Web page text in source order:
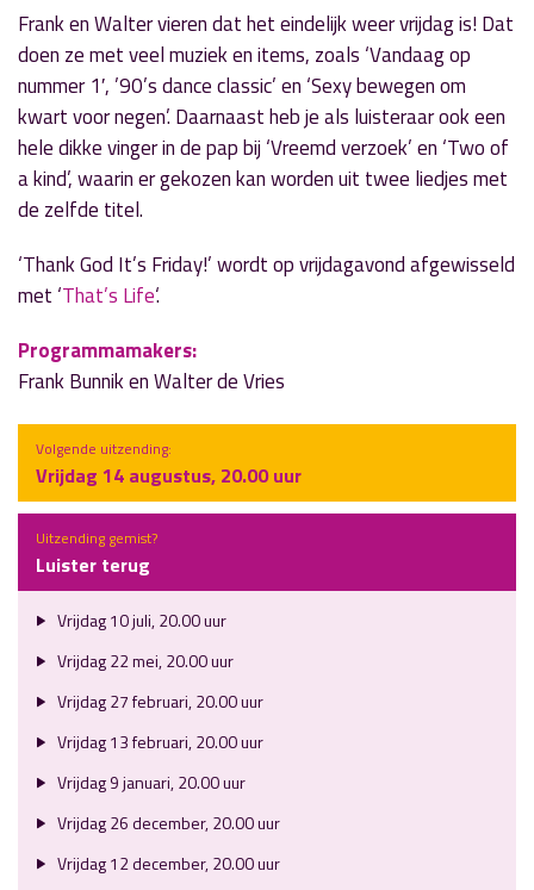
Frank en Walter vieren dat het eindelijk weer vrijdag is! Dat
doen ze met veel muziek en items, zoals ‘Vandaag op
nummer 1′, ’90’s dance classic’ en ‘Sexy bewegen om
kwart voor negen’. Daarnaast heb je als luisteraar ook een
hele dikke vinger in de pap bij ‘Vreemd verzoek’ en ‘Two of
a kind’, waarin er gekozen kan worden uit twee liedjes met
de zelfde titel.
‘Thank God It’s Friday!’ wordt op vrijdagavond afgewisseld
met ‘That’s Life‘.
Programmamakers:
Frank Bunnik en Walter de Vries
Volgende uitzending:
Vrijdag 14 augustus, 20.00 uur
Uitzending gemist?
Luister terug
Vrijdag 10 juli, 20.00 uur
Vrijdag 22 mei, 20.00 uur
Vrijdag 27 februari, 20.00 uur
Vrijdag 13 februari, 20.00 uur
Vrijdag 9 januari, 20.00 uur
Vrijdag 26 december, 20.00 uur
Vrijdag 12 december, 20.00 uur